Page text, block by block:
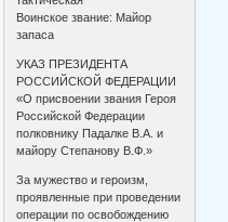
Воинское звание: Майор
запаса
УКАЗ ПРЕЗИДЕНТА
РОССИЙСКОЙ ФЕДЕРАЦИИ
«О присвоении звания Героя
Российской Федерации
полковнику Падалке В.А. и
майору Степанову В.Ф.»
За мужество и героизм,
проявленные при проведении
операции по освобождению